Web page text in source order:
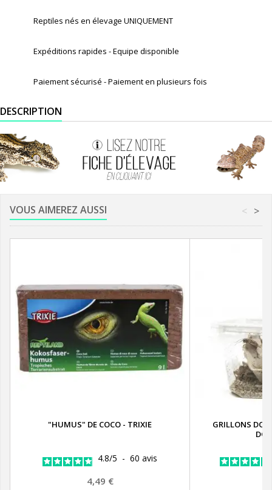
Reptiles nés en élevage UNIQUEMENT
Expéditions rapides - Equipe disponible
Paiement sécurisé - Paiement en plusieurs fois
DESCRIPTION
VOUS AIMEREZ AUSSI >
<
"HUMUS" DE COCO - TRIXIE
4.8/5 - 60 avis
Prix
4,49 €
GRILLONS